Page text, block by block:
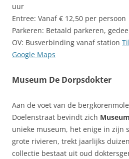
uur
Entree: Vanaf € 12,50 per persoon
Parkeren: Betaald parkeren,
OV: Busverbinding vanaf station
Google Maps
Museum De Dorpsdokter
Aan de voet van de
Doelenstraat bevindt zich
unieke museum, het enige in zijn
grote rivieren, trekt jaarlijks
collectie bestaat uit oud